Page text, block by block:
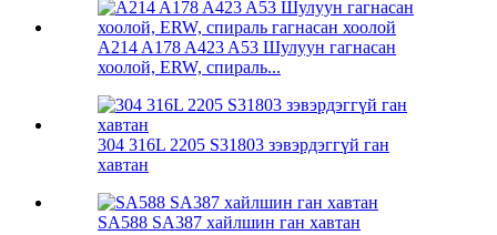
A214 A178 A423 A53 Шулуун гагнасан
хоолой, ERW, спираль...
304 316L 2205 S31803 зэвэрдэггүй ган
хавтан
SA588 SA387 хайлшин ган хавтан